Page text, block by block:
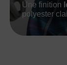
Une finition
polyester